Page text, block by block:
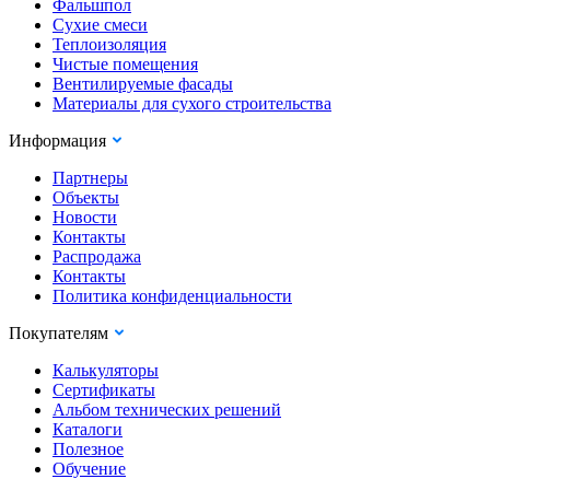
Фальшпол
Сухие смеси
Теплоизоляция
Чистые помещения
Вентилируемые фасады
Материалы для сухого строительства
Информация
Партнеры
Объекты
Новости
Контакты
Распродажа
Контакты
Политика конфиденциальности
Покупателям
Калькуляторы
Сертификаты
Альбом технических решений
Каталоги
Полезное
Обучение